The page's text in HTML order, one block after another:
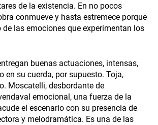
de la existencia. En no pocos
conmueve y hasta estremece porque
de las emociones que experimentan los
buenas actuaciones, intensas,
en su cuerda, por supuesto. Toja,
Moscatelli, desbordante de
emocional, una fuerza de la
el escenario con su presencia de
y melodramática. Es una de las